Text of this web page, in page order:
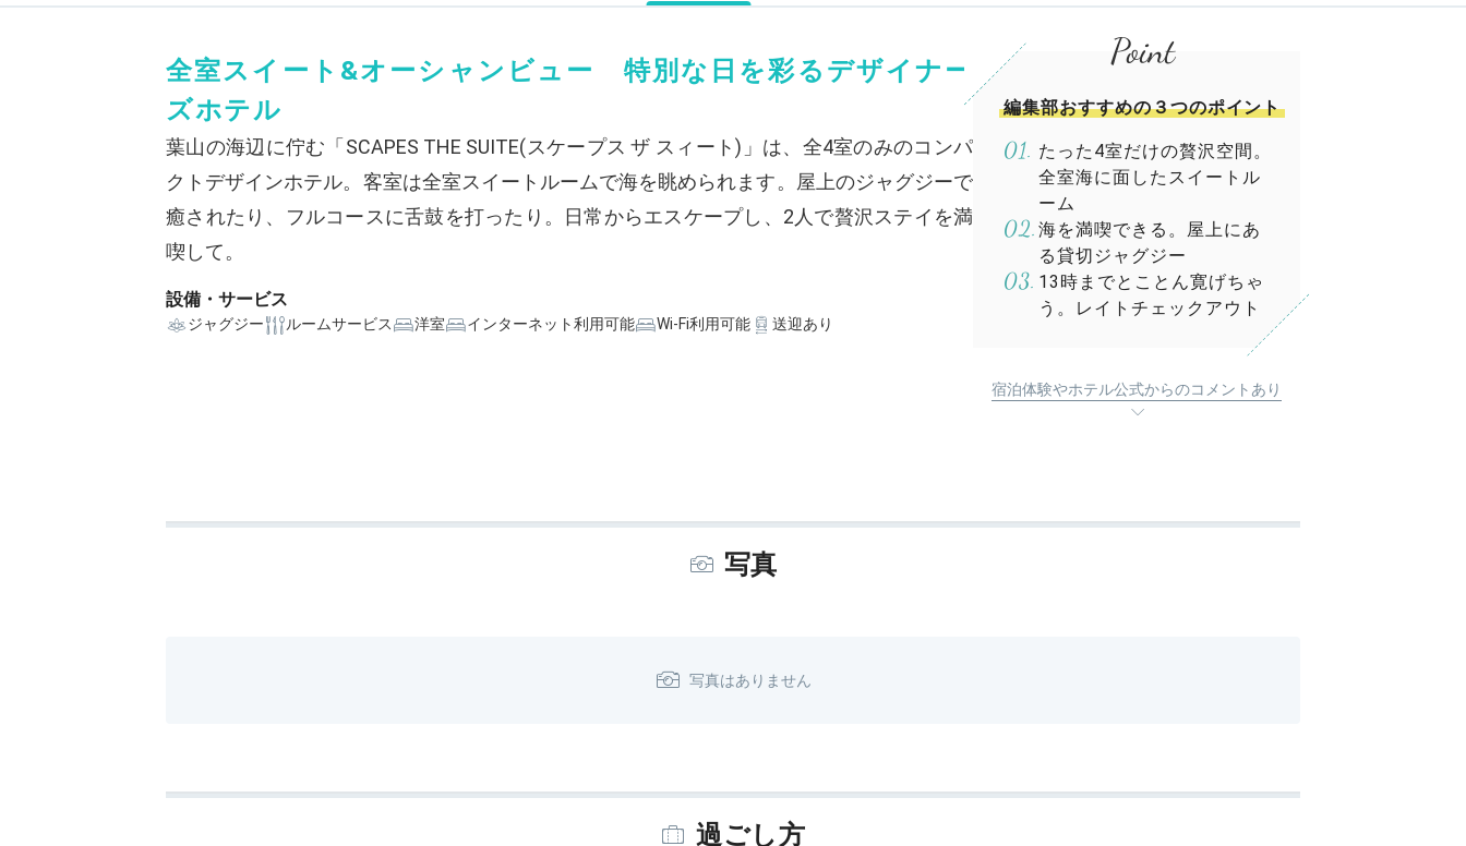
全室スイート&オーシャンビュー 特別な日を彩るデザイナー
ズホテル
葉山の海辺に佇む「SCAPES THE SUITE(スケープス ザ スィート)」は、全4室のみのコンパ
クトデザインホテル。客室は全室スイートルームで海を眺められます。屋上のジャグジーで
癒されたり、フルコースに舌鼓を打ったり。日常からエスケープし、2人で贅沢ステイを満
喫して。
設備・サービス
ジャグジー ルームサービス 洋室 インターネット利用可能 Wi-Fi利用可能 送迎あり
編集部おすすめの３つのポイント
たった4室だけの贅沢空間。
全室海に面したスイートル
ーム
海を満喫できる。屋上にあ
る貸切ジャグジー
13時までとことん寛げちゃ
う。レイトチェックアウト
宿泊体験やホテル公式からのコメントあり
写真
過ごし方